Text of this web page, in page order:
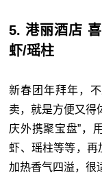
5. 港丽酒店
虾/瑶柱
新春团年拜年，
卖，就是方便又得
庆外携聚宝盘”，
虾、瑶柱等等，
加热香气四溢，很